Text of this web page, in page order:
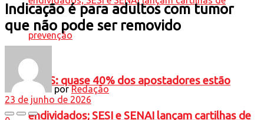
BETS: quase 40% dos apostadores estão
endividados; SESI e SENAI lançam cartilhas de
Indicação é para adultos com tumor
que não pode ser removido
por Redação
23 de junho de 2026